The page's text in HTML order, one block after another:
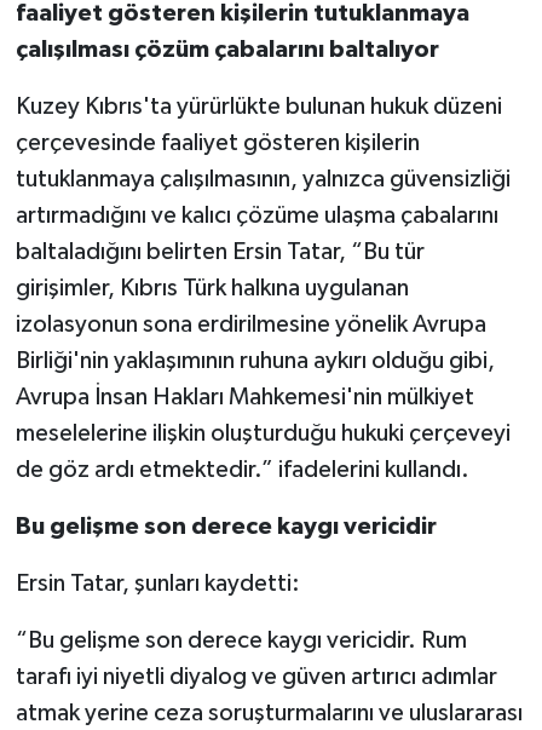
faaliyet gösteren kişilerin tutuklanmaya
çalışılması çözüm çabalarını baltalıyor
Kuzey Kıbrıs'ta yürürlükte bulunan hukuk düzeni
çerçevesinde faaliyet gösteren kişilerin
tutuklanmaya çalışılmasının, yalnızca güvensizliği
artırmadığını ve kalıcı çözüme ulaşma çabalarını
baltaladığını belirten Ersin Tatar, “Bu tür
girişimler, Kıbrıs Türk halkına uygulanan
izolasyonun sona erdirilmesine yönelik Avrupa
Birliği'nin yaklaşımının ruhuna aykırı olduğu gibi,
Avrupa İnsan Hakları Mahkemesi'nin mülkiyet
meselelerine ilişkin oluşturduğu hukuki çerçeveyi
de göz ardı etmektedir.” ifadelerini kullandı.
Bu gelişme son derece kaygı vericidir
Ersin Tatar, şunları kaydetti:
“Bu gelişme son derece kaygı vericidir. Rum
tarafı iyi niyetli diyalog ve güven artırıcı adımlar
atmak yerine ceza soruşturmalarını ve uluslararası